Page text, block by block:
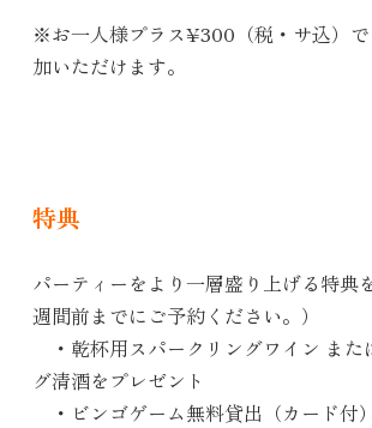
※お一人様プラス¥300（税・サ込）
加いただけます。
特典
パーティーをより一層盛り上げる特典
週間前までにご予約ください。）
・乾杯用スパークリングワイン また
グ清酒をプレゼント
・ビンゴゲーム無料貸出（カード付）